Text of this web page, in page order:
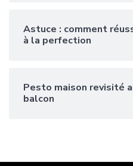
Astuce : comment
à la perfection
Pesto maison revisité
balcon